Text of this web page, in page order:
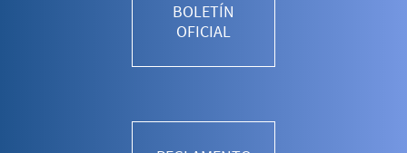
BOLETÍN
OFICIAL